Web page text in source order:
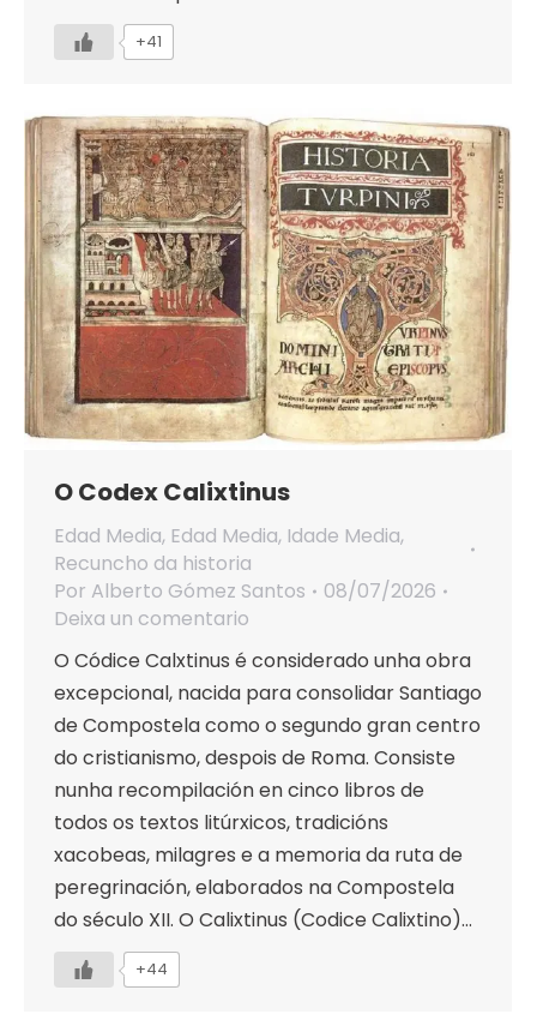
+41
O Codex Calixtinus
Edad Media, Edad Media, Idade Media,
Recuncho da historia
Por Alberto Gómez Santos
08/07/2026
Deixa un comentario
O Códice Calxtinus é considerado unha obra
excepcional, nacida para consolidar Santiago
de Compostela como o segundo gran centro
do cristianismo, despois de Roma. Consiste
nunha recompilación en cinco libros de
todos os textos litúrxicos, tradicións
xacobeas, milagres e a memoria da ruta de
peregrinación, elaborados na Compostela
do século XII. O Calixtinus (Codice Calixtino)…
+44